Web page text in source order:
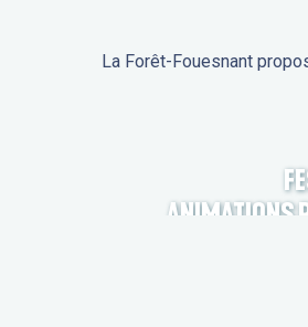
La Forêt-Fouesnant
ANIMATIONS